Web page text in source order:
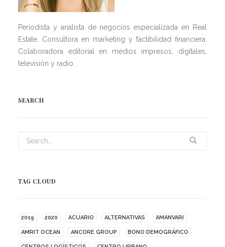
Periodista y analista de negocios especializada en Real
Estate. Consultora en marketing y factibilidad financiera.
Colaboradora editorial en medios impresos, digitales,
televisión y radio.
SEARCH
TAG CLOUD
2019 2020 ACUARIO ALTERNATIVAS AMANVARI
AMRIT OCEAN ANCORE GROUP BONO DEMOGRÁFICO